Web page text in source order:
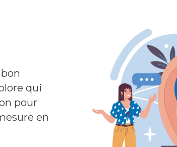
qui
pour
en